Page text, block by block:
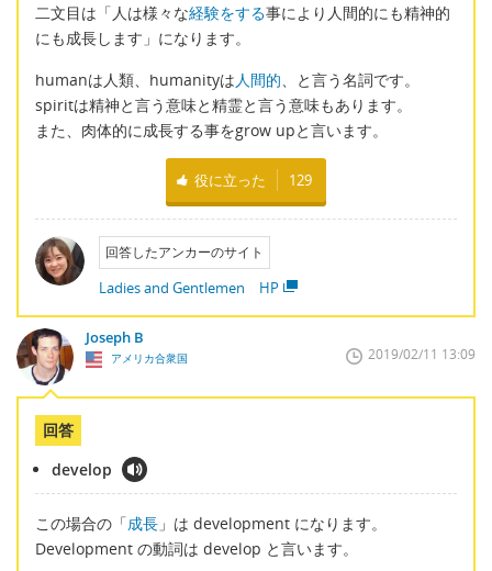
二文目は「人は様々な経験をする事により人間的にも精神的
にも成長します」になります。
humanは人類、humanityは人間的、と言う名詞です。
spiritは精神と言う意味と精霊と言う意味もあります。
また、肉体的に成長する事をgrow upと言います。
役に立った 129
回答したアンカーのサイト
Ladies and Gentlemen HP
Joseph B
アメリカ合衆国 2019/02/11 13:09
回答
develop
この場合の「成長 」は development になります。
Development の動詞は develop と言います。